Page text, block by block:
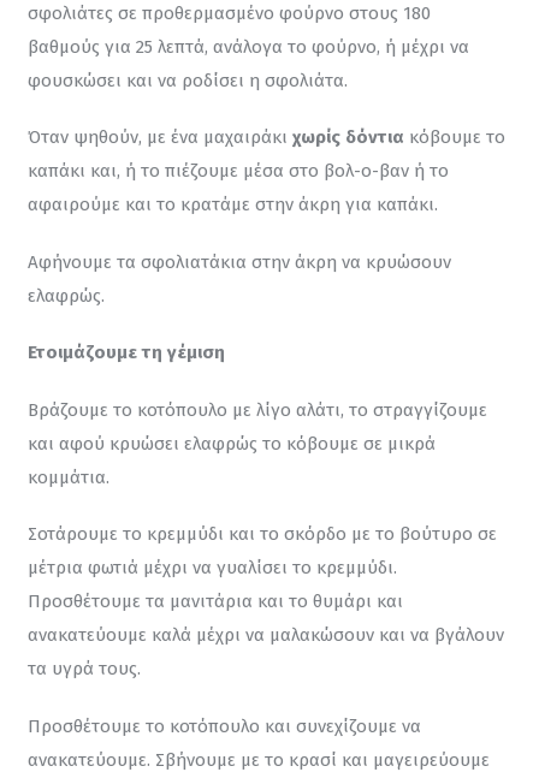
σφολιάτες σε προθερμασμένο φούρνο στους 180
βαθμούς για 25 λεπτά, ανάλογα το φούρνο, ή μέχρι να
φουσκώσει και να ροδίσει η σφολιάτα.
Όταν ψηθούν, με ένα μαχαιράκι χωρίς δόντια κόβουμε το
καπάκι και, ή το πιέζουμε μέσα στο βολ-ο-βαν ή το
αφαιρούμε και το κρατάμε στην άκρη για καπάκι.
Αφήνουμε τα σφολιατάκια στην άκρη να κρυώσουν
ελαφρώς.
Ετοιμάζουμε τη γέμιση
Βράζουμε το κοτόπουλο με λίγο αλάτι, το στραγγίζουμε
και αφού κρυώσει ελαφρώς το κόβουμε σε μικρά
κομμάτια.
Σοτάρουμε το κρεμμύδι και το σκόρδο με το βούτυρο σε
μέτρια φωτιά μέχρι να γυαλίσει το κρεμμύδι.
Προσθέτουμε τα μανιτάρια και το θυμάρι και
ανακατεύουμε καλά μέχρι να μαλακώσουν και να βγάλουν
τα υγρά τους.
Προσθέτουμε το κοτόπουλο και συνεχίζουμε να
ανακατεύουμε. Σβήνουμε με το κρασί και μαγειρεύουμε